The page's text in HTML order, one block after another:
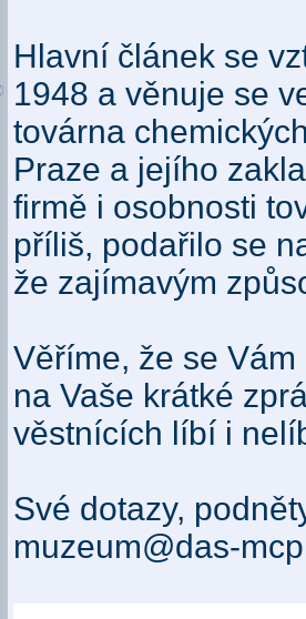
Hlavní článek se
1948 a věnuje se
továrna
Praze a jejího
firmě i osobnosti
příliš, podařilo se
že zajímavým
Věříme, že se
na Vaše krátké
věstnících líbí i
Své dotazy,
muzeum@das-